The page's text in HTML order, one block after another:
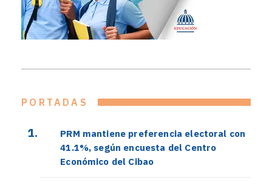
PORTADAS
PRM mantiene preferencia electoral con
41.1%, según encuesta del Centro
Económico del Cibao